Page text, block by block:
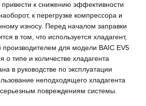
привести к снижению эффективности
к перегрузке компрессора и
износу. Перед началом заправки
в том, что используется хладагент,
для модели BAIC EV5
типе и количестве хладагента
в руководстве по эксплуатации
неподходящего хладагента
повреждениям системы.